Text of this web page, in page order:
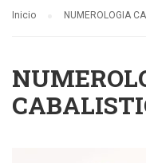
Inicio NUMEROLOGIA